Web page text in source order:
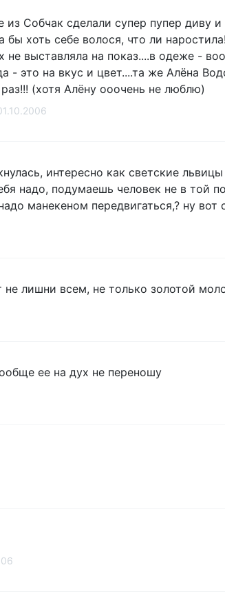
Собчак сделали супер пупер диву
хоть себе волося, что ли
не выставляла на показ....в одеже -
- это на вкус и цвет....та же Алёна
(хотя Алёну ооочень не люблю)
интересно как светские
надо, подумаешь человек не в той
манекеном передвигаться,? ну вот
лишни всем, не только золотой
ее на дух не переношу